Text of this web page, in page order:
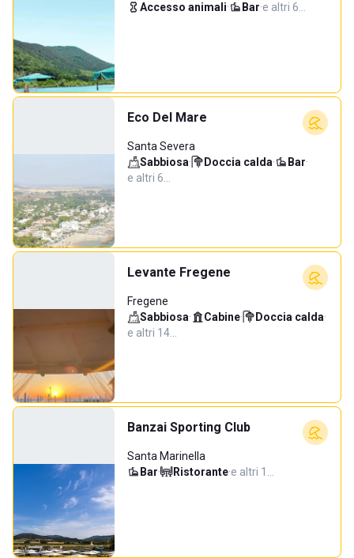
Accesso animali· Bar·e altri 6…
Eco Del Mare
Santa Severa
Sabbiosa· Doccia calda· Bar·
e altri 6…
Levante Fregene
Fregene
Sabbiosa· Cabine· Doccia calda·
e altri 14…
Banzai Sporting Club
Santa Marinella
Bar· Ristorante·e altri 1…